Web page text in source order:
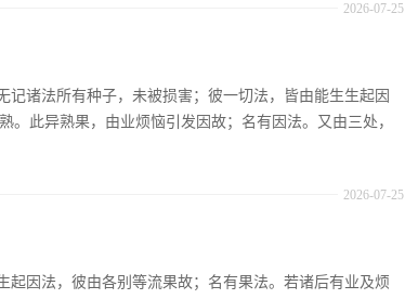
2026-07-25
记诸法所有种子，未被损害；彼一切法，皆由能生生起因
此异熟果，由业烦恼引发因故；名有因法。又由三处，
2026-07-25
起因法，彼由各别等流果故；名有果法。若诸后有业及烦